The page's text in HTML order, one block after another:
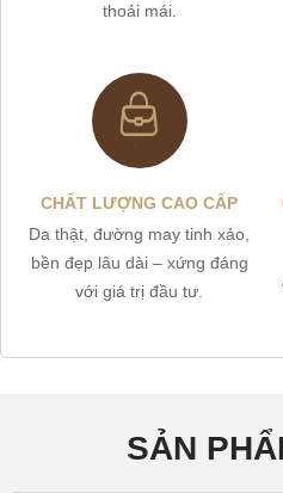
thoải mái.
CHẤT LƯỢNG CAO CẤP
Da thật, đường may tinh xảo,
bền đẹp lâu dài – xứng đáng
với giá trị đầu tư.
SẢN